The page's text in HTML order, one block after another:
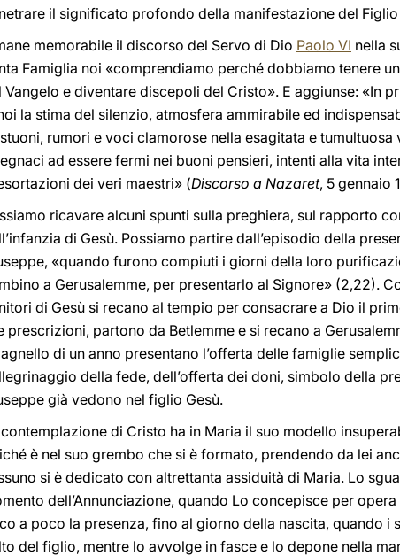
il significato profondo della manifestazione del
memorabile il discorso del Servo di Dio Paolo VI nella
Famiglia noi «comprendiamo perché dobbiamo tenere
Vangelo e diventare discepoli del Cristo». E aggiunse: «In
la stima del silenzio, atmosfera ammirabile ed
rumori e voci clamorose nella esagitata e
ad essere fermi nei buoni pensieri, intenti alla vita
dei veri maestri» (Discorso a Nazaret, 5 gennaio
ricavare alcuni spunti sulla preghiera, sul rapporto
di Gesù. Possiamo partire dall’episodio della
«quando furono compiuti i giorni della loro
a Gerusalemme, per presentarlo al Signore» (2,22).
di Gesù si recano al tempio per consacrare a Dio il
prescrizioni, partono da Betlemme e si recano a
di un anno presentano l’offerta delle famiglie
della fede, dell’offerta dei doni, simbolo della
già vedono nel figlio Gesù.
di Cristo ha in Maria il suo modello
è nel suo grembo che si è formato, prendendo da lei
si è dedicato con altrettanta assiduità di Maria. Lo
dell’Annunciazione, quando Lo concepisce per
a poco la presenza, fino al giorno della nascita, quando
del figlio, mentre lo avvolge in fasce e lo depone nella